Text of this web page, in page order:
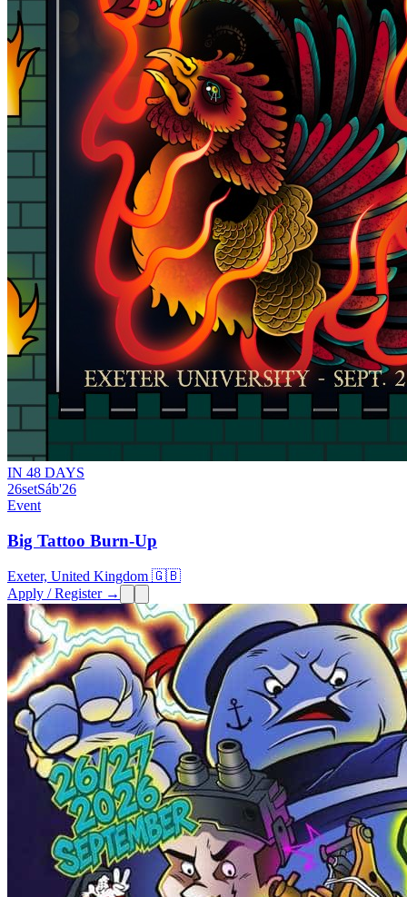
IN 48 DAYS
26setSáb'26
Event
Big Tattoo Burn-Up
Exeter, United Kingdom 🇬🇧
Apply / Register →